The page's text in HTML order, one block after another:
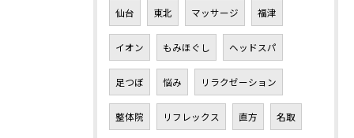
仙台 東北 マッサージ 福津
イオン もみほぐし ヘッドスパ
足つぼ 悩み リラクゼーション
整体院 リフレックス 直方 名取